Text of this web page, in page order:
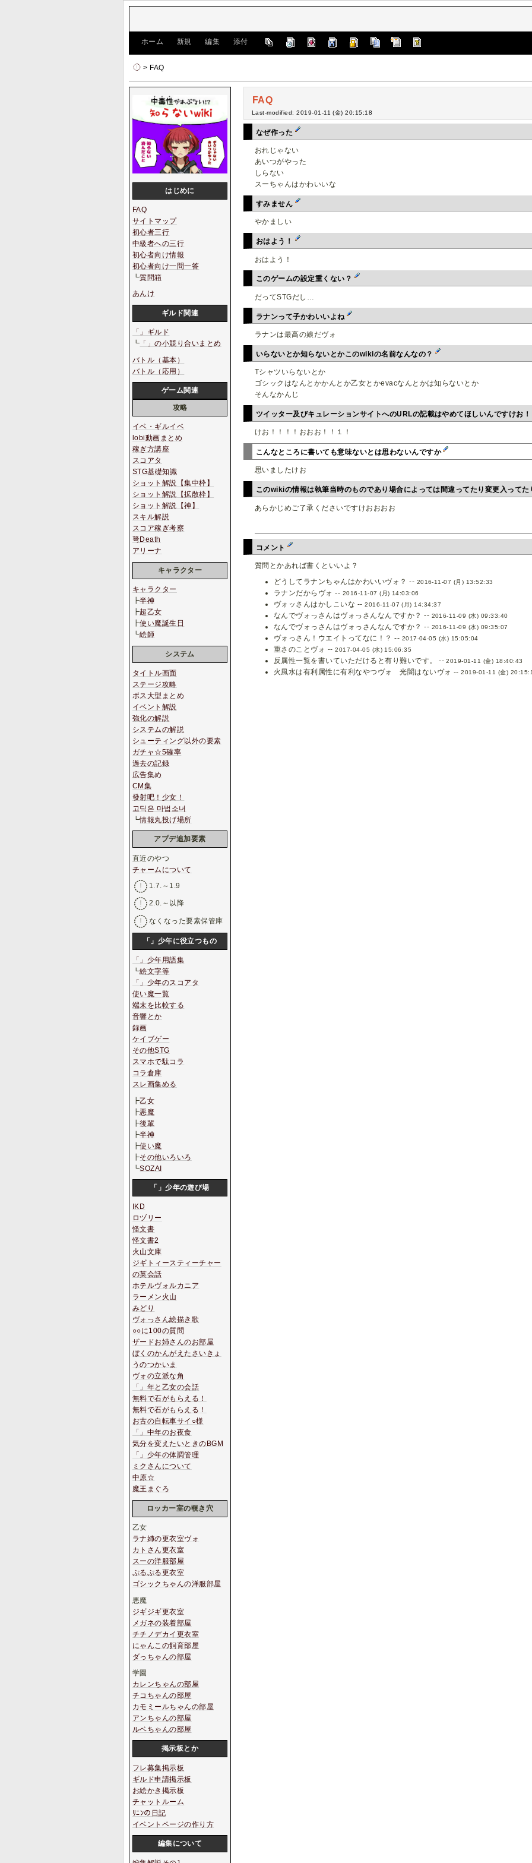
ホーム 新規 編集 添付
> FAQ
FAQ
Last-modified: 2019-01-11 (金) 20:15:18
なぜ作った
おれじゃない
あいつがやった
しらない
スーちゃんはかわいいな
すみません
やかましい
おはよう！
おはよう！
このゲームの設定重くない？
だってSTGだし…
ラナンって子かわいいよね
ラナンは最高の娘だヴォ
いらないとか知らないとかこのwikiの名前なんなの？
Tシャツいらないとか
ゴシックはなんとかかんとか乙女とかevacなんとかは知らないとか
そんなかんじ
ツイッター及びキュレーションサイトへのURLの記載はやめてほしいんですけお
けお！！！！おおお！！１！
こんなところに書いても意味ないとは思わないんですか
思いましたけお
このwikiの情報は執筆当時のものであり場合によっては間違ってたり変更入って
あらかじめご了承くださいですけおおおお
コメント
質問とかあれば書くといいよ？
どうしてラナンちゃんはかわいいヴォ？ -- 2016-11-07 (月) 13:52:33
ラナンだからヴォ -- 2016-11-07 (月) 14:03:06
ヴォッさんはかしこいな --2016-11-07 (月) 14:34:37
なんでヴォっさんはヴォっさんなんですか？ -- 2016-11-09 (水) 09:33:40
なんでヴォっさんはヴォっさんなんですか？ -- 2016-11-09 (水) 09:35:07
ヴォっさん！ウエイトってなに！？ -- 2017-04-05 (水) 15:05:04
重さのことヴォ --2017-04-05 (水) 15:06:35
反属性一覧を書いていただけると有り難いです。 --2019-01-11 (金) 18:40:43
火風水は有利属性に有利なやつヴォ 光闇はないヴォ --2019-01-11 (金)
はじめに
FAQ
サイトマップ
初心者三行
中級者への三行
初心者向け情報
初心者向け一問一答
┗質問箱
あんけ
ギルド関連
「」ギルド
┗ 「」の小競り合いまとめ
バトル（基本）
バトル（応用）
ゲーム関連
攻略
イベ・ギルイベ
lobi動画まとめ
稼ぎ方講座
スコアタ
STG基礎知識
ショット解説【集中枠】
ショット解説【拡散枠】
ショット解説【神】
スキル解説
スコア稼ぎ考察
弩Death
アリーナ
キャラクター
キャラクター
┣半神
┣超乙女
┣使い魔誕生日
┗絵師
システム
タイトル画面
ステージ攻略
ボス大型まとめ
イベント解説
強化の解説
システムの解説
シューティング以外の要素
ガチャ☆5確率
過去の記録
広告集め
CM集
發射吧！少女！
고딕은 마법소녀
┗情報丸投げ場所
アプデ追加要素
直近のやつ
チャームについて
1.7.～1.9
2.0.～以降
なくなった要素保管庫
「」少年に役立つもの
「」少年用語集
┗絵文字等
「」少年のスコアタ
使い魔一覧
端末を比較する
音響とか
録画
ケイブゲー
その他STG
スマホで駄コラ
コラ倉庫
スレ画集める
┣乙女
┣悪魔
┣後輩
┣半神
┣使い魔
┣その他いろいろ
┗SOZAI
「」少年の遊び場
IKD
ロヅリー
怪文書
怪文書2
火山文庫
ジギトィースティーチャー
の英会話
ホテルヴォルカニア
ラーメン火山
みどり
ヴォっさん絵描き歌
○○に100の質問
ザードお姉さんのお部屋
ぼくのかんがえたさいきょ
うのつかいま
ヴォの立派な角
「」年と乙女の会話
無料で石がもらえる！
無料で石がもらえる！
お古の自転車サイ○様
「」中年のお夜食
気分を変えたいときのBGM
「」少年の体調管理
ミクさんについて
中原☆
魔王まぐろ
ロッカー室の覗き穴
乙女
ラナ姉の更衣室ヴォ
カトさん更衣室
スーの洋服部屋
ぷるぷる更衣室
ゴシックちゃんの洋服部屋
悪魔
ジギジギ更衣室
メガネの装着部屋
チチノデカイ更衣室
にゃんこの飼育部屋
ダっちゃんの部屋
学園
カレンちゃんの部屋
チコちゃんの部屋
カモミールちゃんの部屋
アンちゃんの部屋
ルベちゃんの部屋
掲示板とか
フレ募集掲示板
ギルド申請掲示板
お絵かき掲示板
チャットルーム
ﾘﾆﾝの日記
イベントページの作り方
編集について